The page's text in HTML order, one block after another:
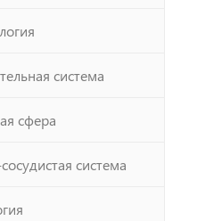
система
сфера
система